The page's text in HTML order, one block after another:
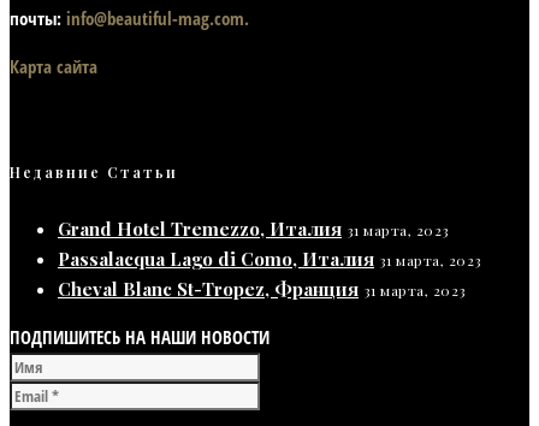
почты: info@beautiful-mag.com.
Карта сайта
Недавние Статьи
Grand Hotel Tremezzo, Италия 31 марта, 2023
Passalacqua Lago di Como, Италия 31 марта, 2023
Cheval Blanc St-Tropez, Франция 31 марта, 2023
ПОДПИШИТЕСЬ НА НАШИ НОВОСТИ